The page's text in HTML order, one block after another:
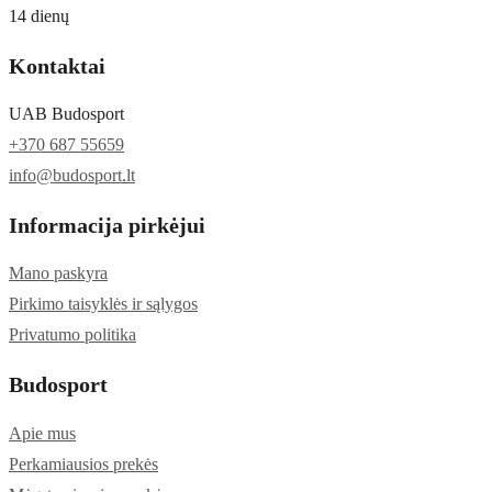
14 dienų
Kontaktai
UAB Budosport
+370 687 55659
info@budosport.lt
Informacija pirkėjui
Mano paskyra
Pirkimo taisyklės ir sąlygos
Privatumo politika
Budosport
Apie mus
Perkamiausios prekės